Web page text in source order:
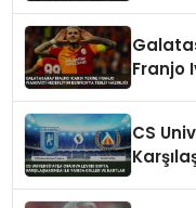
Franjo
CS